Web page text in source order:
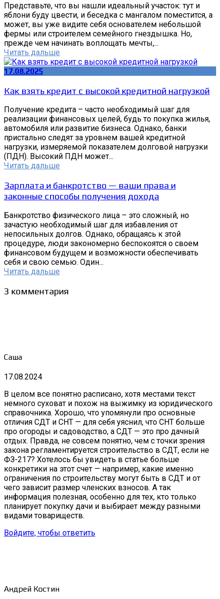
Представьте, что вы нашли идеальный участок: тут и
яблони буду цвести, и беседка с мангалом поместится, а
может, вы уже видите себя основателем небольшой
фермы или строителем семейного гнездышка. Но,
прежде чем начинать воплощать мечты,...
Читать дальше
17.08.2025
Как взять кредит с высокой кредитной нагрузкой
Получение кредита – часто необходимый шаг для
реализации финансовых целей, будь то покупка жилья,
автомобиля или развитие бизнеса. Однако, банки
пристально следят за уровнем вашей кредитной
нагрузки, измеряемой показателем долговой нагрузки
(ПДН). Высокий ПДН может...
Читать дальше
Зарплата и банкротство — ваши права и
законные способы получения дохода
Банкротство физического лица – это сложный, но
зачастую необходимый шаг для избавления от
непосильных долгов. Однако, обращаясь к этой
процедуре, люди закономерно беспокоятся о своем
финансовом будущем и возможности обеспечивать
себя и свою семью. Один...
Читать дальше
3 комментария
Саша
17.08.2024
В целом все понятно расписано, хотя местами текст
немного суховат и похож на выжимку из юридического
справочника. Хорошо, что упомянули про основные
отличия СДТ и СНТ — для себя уяснил, что СНТ больше
про огороды и садоводство, а СДТ — это про дачный
отдых. Правда, не совсем понятно, чем с точки зрения
закона регламентируется строительство в СДТ, если не
ФЗ-217? Хотелось бы увидеть в статье больше
конкретики на этот счет — например, какие именно
ограничения по строительству могут быть в СДТ и от
чего зависит размер членских взносов. А так
информация полезная, особенно для тех, кто только
планирует покупку дачи и выбирает между разными
видами товариществ.
Войдите, чтобы ответить
Андрей Костин